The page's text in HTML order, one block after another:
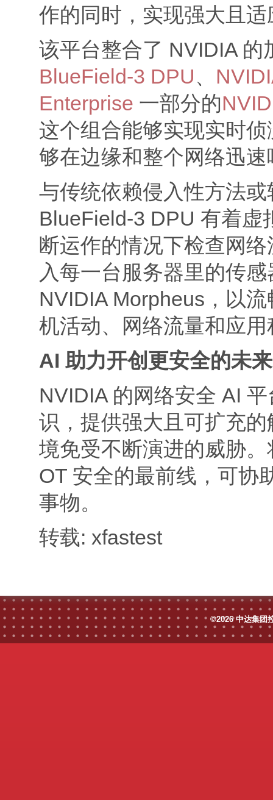
作的同时，实现强大且
该平台整合了 NVIDIA
BlueField-3 DPU、
Enterprise 一部分的
这个组合能够实现实时
够在边缘和整个网络迅速
与传统依赖侵入性方法
BlueField-3 DPU 有着虚
断运作的情况下检查网
入每一台服务器里的传
NVIDIA Morpheus，以
机活动、网络流量和应
AI 助力开创更安全的未来
NVIDIA 的网络安全 AI
识，提供强大且可扩充
境免受不断演进的威胁
OT 安全的最前线，可协
事物。
转载: xfastest
©2026 中达集团